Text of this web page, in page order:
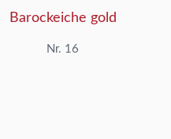
Barockeiche gold
Nr. 16